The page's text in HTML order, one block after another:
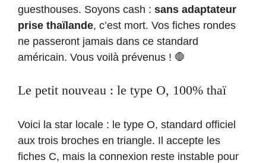
guesthouses. Soyons cash : sans adaptateur
prise thaïlande, c’est mort. Vos fiches rondes
ne passeront jamais dans ce standard
américain. Vous voilà prévenus ! 🛑
Le petit nouveau : le type O, 100% thaï
Voici la star locale : le type O, standard officiel
aux trois broches en triangle. Il accepte les
fiches C, mais la connexion reste instable pour